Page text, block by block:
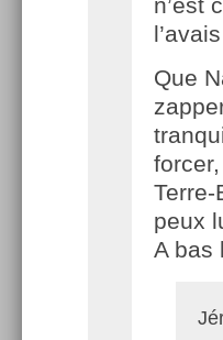
Que
Terre-
peux
A bas